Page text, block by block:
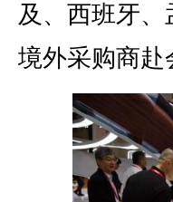
及、西班牙
境外采购商赴